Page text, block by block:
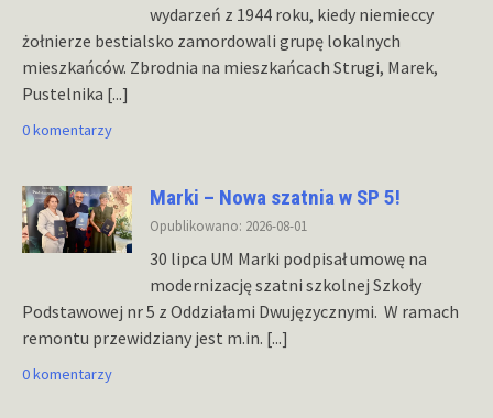
wydarzeń z 1944 roku, kiedy niemieccy
żołnierze bestialsko zamordowali grupę lokalnych
mieszkańców. Zbrodnia na mieszkańcach Strugi, Marek,
Pustelnika [...]
0 komentarzy
Marki – Nowa szatnia w SP 5!
Opublikowano: 2026-08-01
30 lipca UM Marki podpisał umowę na
modernizację szatni szkolnej Szkoły
Podstawowej nr 5 z Oddziałami Dwujęzycznymi. W ramach
remontu przewidziany jest m.in. [...]
0 komentarzy